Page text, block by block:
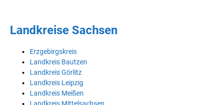
Landkreise Sachsen
Erzgebirgskreis
Landkreis Bautzen
Landkreis Görlitz
Landkreis Leipzig
Landkreis Meißen